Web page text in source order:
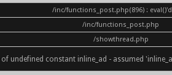
/inc/functions_post.php(896) :
/inc/functions_post.php
/showthread.php
undefined constant inline_ad - assumed